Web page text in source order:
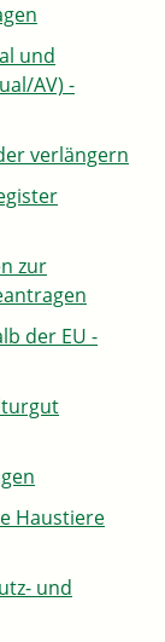
und
AV) -
verlängern
zur
der EU -
Haustiere
und